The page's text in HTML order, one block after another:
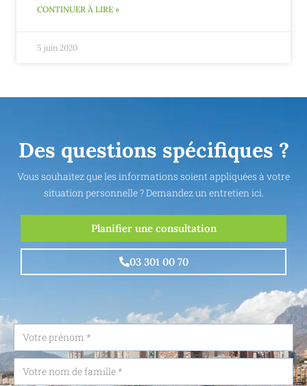
CONTINUER À LIRE »
5 juin 2020
Des questions spécifiques ?
Vous souhaitez que les informations soient appliquées à votre
situation personnelle ? Demandez un entretien ici.
Planifier une consultation
03 301 00 70